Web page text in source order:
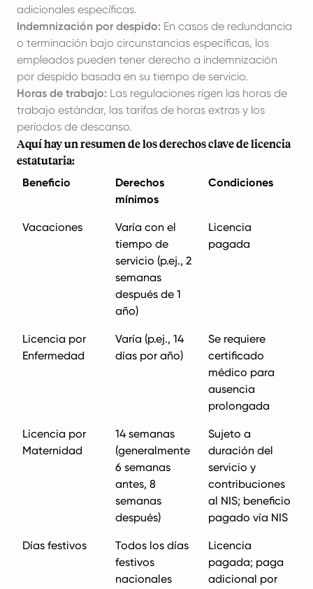
adicionales específicas.
Indemnización por despido: En casos de redundancia
o terminación bajo circunstancias específicas, los
empleados pueden tener derecho a indemnización
por despido basada en su tiempo de servicio.
Horas de trabajo: Las regulaciones rigen las horas de
trabajo estándar, las tarifas de horas extras y los
períodos de descanso.
Aquí hay un resumen de los derechos clave de licencia
estatutaria:
Beneficio
Derechos
mínimos
Condiciones
Vacaciones
Varía con el
tiempo de
servicio (p.ej., 2
semanas
después de 1
año)
Licencia
pagada
Licencia por
Enfermedad
Varía (p.ej., 14
días por año)
Se requiere
certificado
médico para
ausencia
prolongada
Licencia por
Maternidad
14 semanas
(generalmente
6 semanas
antes, 8
semanas
después)
Sujeto a
duración del
servicio y
contribuciones
al NIS; beneficio
pagado vía NIS
Días festivos
Todos los días
festivos
nacionales
Licencia
pagada; paga
adicional por